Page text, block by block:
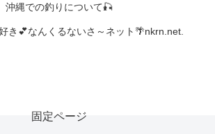
沖縄での釣りについて🎣
き💕なんくるないさ～ネット🌴nkrn.net.
固定ページ